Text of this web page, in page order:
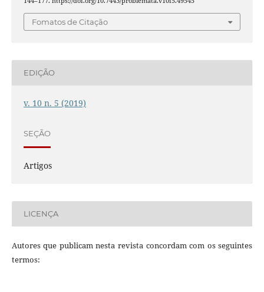
Fomatos de Citação
EDIÇÃO
v. 10 n. 5 (2019)
SEÇÃO
Artigos
LICENÇA
Autores que publicam nesta revista concordam com os seguintes
termos: